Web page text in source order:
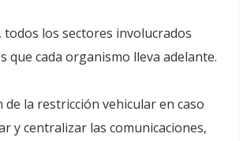
los sectores involucrados
cada organismo lleva adelante.
la restricción vehicular en caso
y centralizar las comunicaciones,